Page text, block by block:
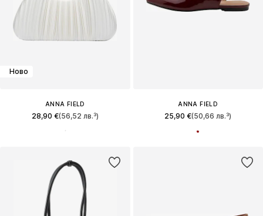
Ново
ANNA FIELD
28,90 €(56,52 лв.³)
ANNA FIELD
25,90 €(50,66 лв.³)